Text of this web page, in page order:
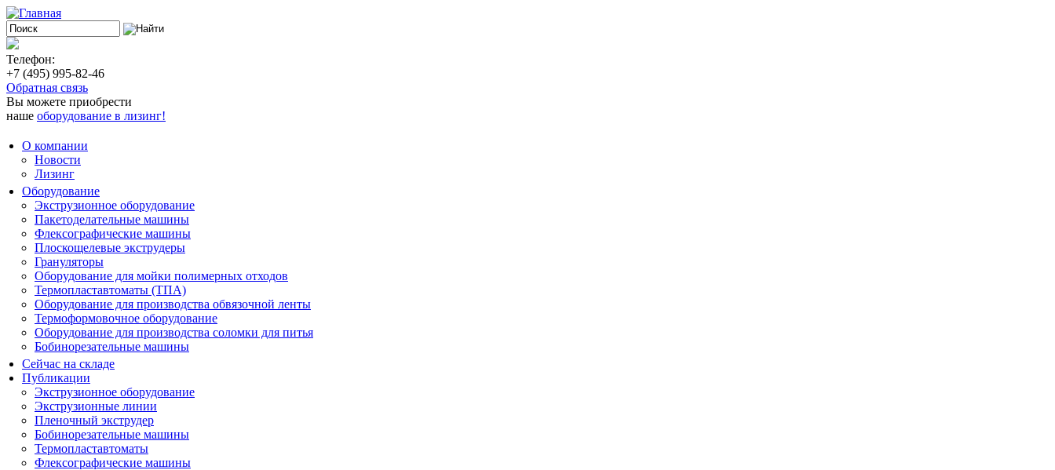
Телефон:
+7 (495) 995-82-46
Обратная связь
Вы можете приобрести
наше оборудование в лизинг!
О компании
Новости
Лизинг
Оборудование
Экструзионное оборудование
Пакетоделательные машины
Флексографические машины
Плоскощелевые экструдеры
Грануляторы
Оборудование для мойки полимерных отходов
Термопластавтоматы (ТПА)
Оборудование для производства обвязочной ленты
Термоформовочное оборудование
Оборудование для производства соломки для питья
Бобинорезательные машины
Сейчас на складе
Публикации
Экструзионное оборудование
Экструзионные линии
Пленочный экструдер
Бобинорезательные машины
Термопластавтоматы
Флексографические машины